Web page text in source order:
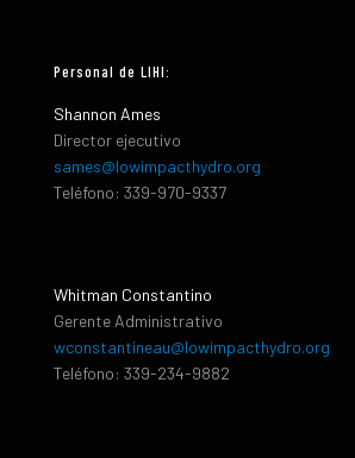
Personal de LIHI:
Shannon Ames
Director ejecutivo
sames@lowimpacthydro.org
Teléfono: 339-970-9337
Whitman Constantino
Gerente Administrativo
wconstantineau@lowimpacthydro.org
Teléfono: 339-234-9882